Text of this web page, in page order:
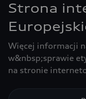
Strona
Więcej informacji
w&nbsp;sprawie
na stronie